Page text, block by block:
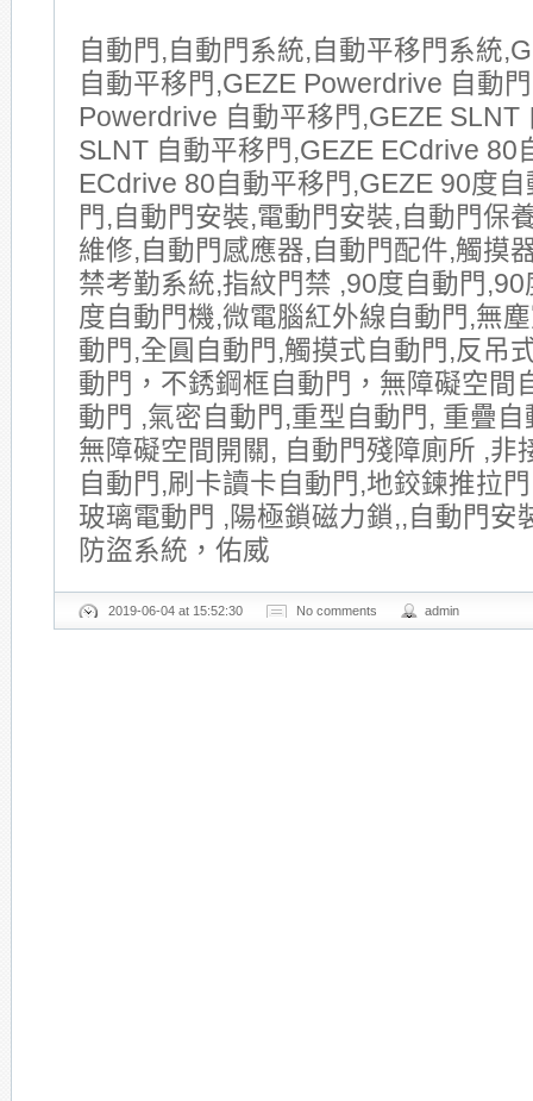
自動門,自動門系統,自動平移門系統
自動平移門,GEZE Powerdrive 自動
Powerdrive 自動平移門,GEZE SLNT
SLNT 自動平移門,GEZE ECdrive 80
ECdrive 80自動平移門,GEZE 90度
門,自動門安裝,電動門安裝,自動門保
維修,自動門感應器,自動門配件,觸摸
禁考勤系統,指紋門禁 ,90度自動門
度自動門機,微電腦紅外線自動門,無
動門,全圓自動門,觸摸式自動門,反吊
動門，不銹鋼框自動門，無障礙空間
動門 ,氣密自動門,重型自動門, 重疊
無障礙空間開關, 自動門殘障廁所 ,非
自動門,刷卡讀卡自動門,地鉸鍊推拉
玻璃電動門 ,陽極鎖磁力鎖,,自動門安
防盜系統，佑威
2019-06-04 at 15:52:30 No comments admin